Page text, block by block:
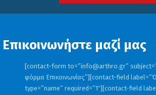
Επικοινωνήστε μαζί μας
[contact-form to=”info@arthro.gr”
φόρμα Επικοινωνίας”][contact-field
type=”name” required=”1″][contact-field